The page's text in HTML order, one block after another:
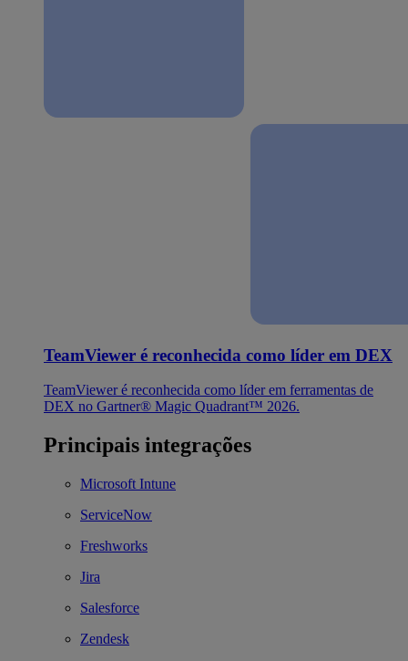
TeamViewer é reconhecida como líder em DEX
TeamViewer é reconhecida como líder em ferramentas de
DEX no Gartner® Magic Quadrant™ 2026.
Principais integrações
Microsoft Intune
ServiceNow
Freshworks
Jira
Salesforce
Zendesk